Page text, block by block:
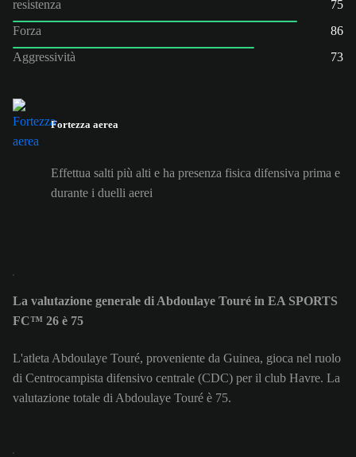
resistenza
75
Forza
86
Aggressività
73
Fortezza aerea
Effettua salti più alti e ha presenza fisica difensiva prima e
durante i duelli aerei
La valutazione generale di Abdoulaye Touré in EA SPORTS
FC™ 26 è 75
L'atleta Abdoulaye Touré, proveniente da Guinea, gioca nel ruolo
di Centrocampista difensivo centrale (CDC) per il club Havre. La
valutazione totale di Abdoulaye Touré è 75.